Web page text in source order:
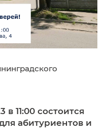
в 11:00
абитуриентов и